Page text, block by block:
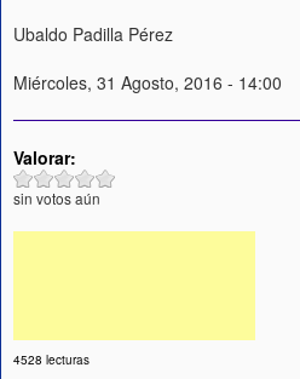
Ubaldo Padilla Pérez
Miércoles, 31 Agosto, 2016 - 14:00
Valorar:
sin votos aún
4528 lecturas